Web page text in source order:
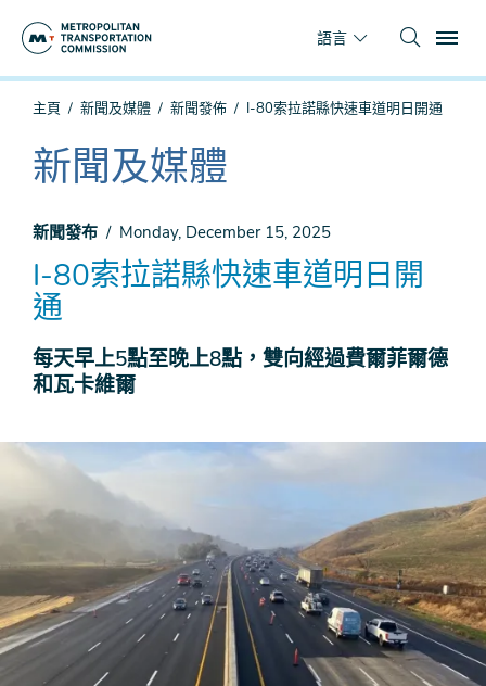
語言
你
這
裡
主頁 新聞及媒體 新聞發佈 I-80索拉諾縣快速車道明日開通
The
current
is
新聞及媒體
新聞發布 Monday, December 15, 2025
I-80索拉諾縣快速車道明日開
通
每天早上5點至晚上8點，雙向經過費爾菲爾德
和瓦卡維爾